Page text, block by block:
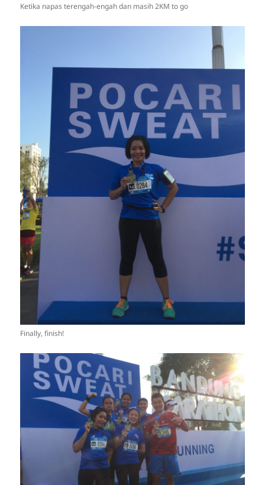
Ketika napas terengah-engah dan masih 2KM to go
Finally, finish!